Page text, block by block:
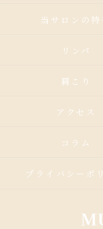
当サロンの特
リンパ
肩こり
アクセス
コラム
プライバシーポ